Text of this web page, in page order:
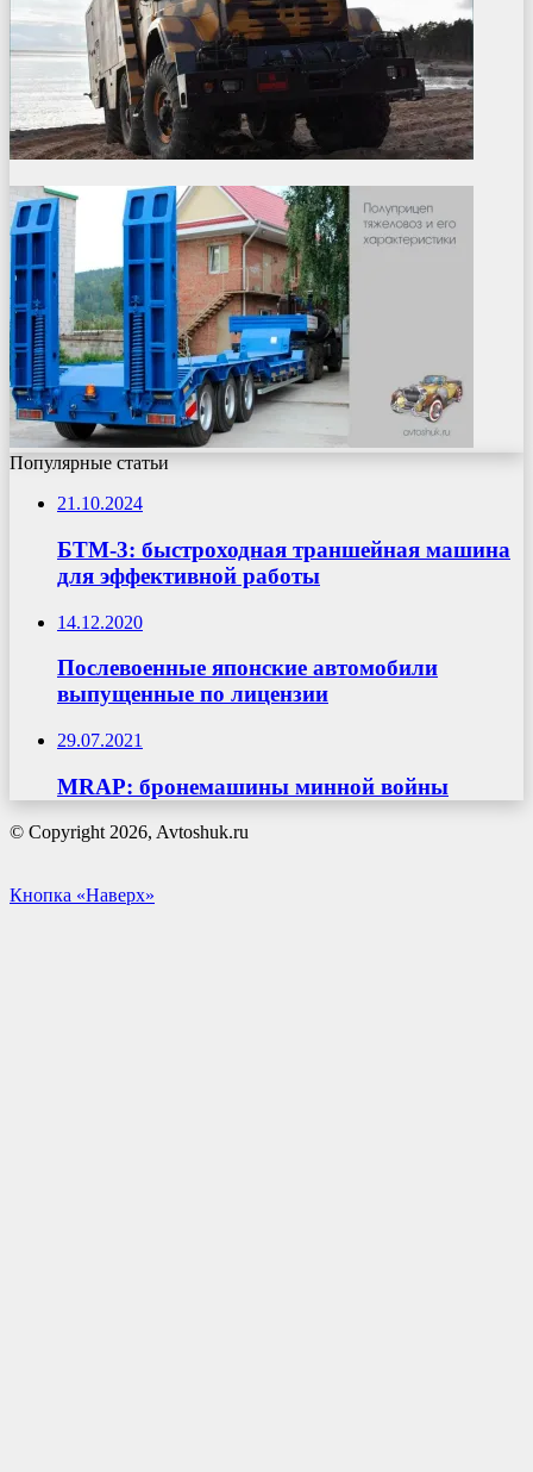
Популярные статьи
21.10.2024
БТМ-3: быстроходная траншейная машина
для эффективной работы
14.12.2020
Послевоенные японские автомобили
выпущенные по лицензии
29.07.2021
MRAP: бронемашины минной войны
© Copyright 2026, Avtoshuk.ru
Кнопка «Наверх»